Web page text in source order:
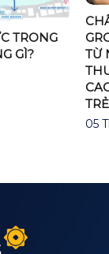
TRONG
GÌ?
TỪ
TRẺ
05